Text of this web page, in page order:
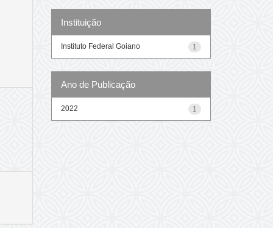
Instituição
1
Instituto Federal Goiano
Ano de Publicação
1
2022